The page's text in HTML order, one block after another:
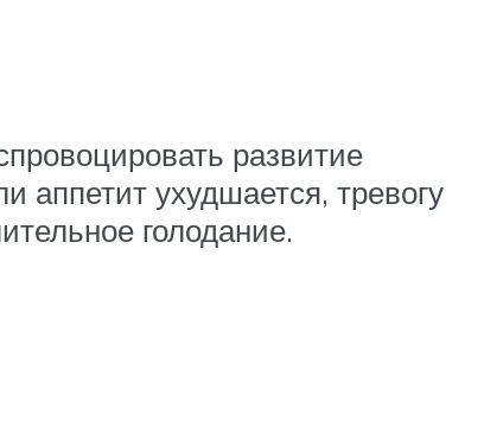
развитие
аппетит ухудшается, тревогу
голодание.